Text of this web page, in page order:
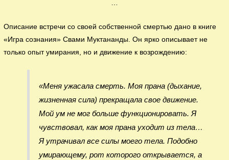
Описание встречи со своей собственной смертью дано в книге
«Игра сознания» Свами Муктананды. Он ярко описывает не
только опыт умирания, но и движение к возрождению:
«Меня ужасала смерть. Моя прана (дыхание,
жизненная сила) прекращала свое движение.
Мой ум не мог больше функционировать. Я
чувствовал, как моя прана уходит из тела…
Я утрачивал все силы моего тела. Подобно
умирающему, рот которого открывается, а